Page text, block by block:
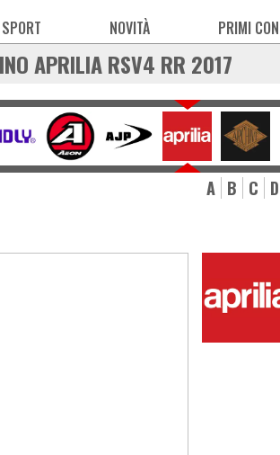
SPORT NOVITÀ PRIMI
APRILIA RSV4 RR 2017
A B C D